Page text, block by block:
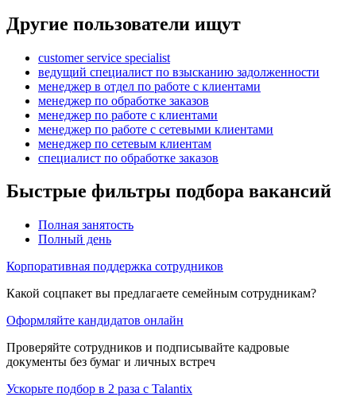
Другие пользователи ищут
customer service specialist
ведущий специалист по взысканию задолженности
менеджер в отдел по работе с клиентами
менеджер по обработке заказов
менеджер по работе с клиентами
менеджер по работе с сетевыми клиентами
менеджер по сетевым клиентам
специалист по обработке заказов
Быстрые фильтры подбора вакансий
Полная занятость
Полный день
Корпоративная поддержка сотрудников
Какой соцпакет вы предлагаете семейным сотрудникам?
Оформляйте кандидатов онлайн
Проверяйте сотрудников и подписывайте кадровые
документы без бумаг и личных встреч
Ускорьте подбор в 2 раза с Talantix